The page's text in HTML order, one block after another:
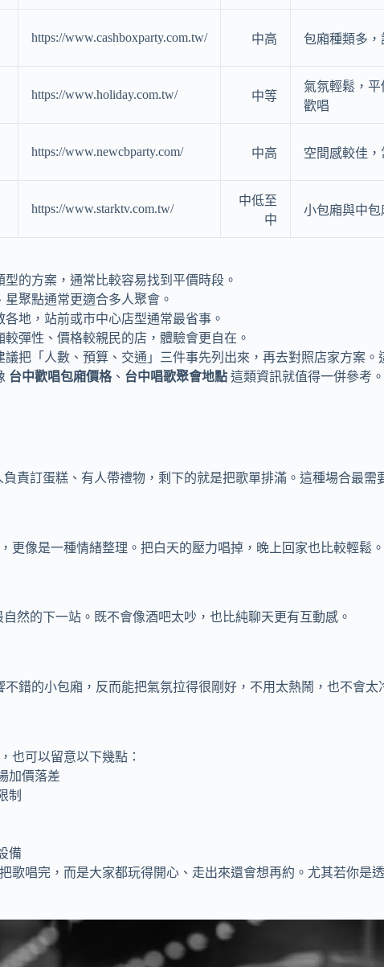
https://www.cashboxparty.com.tw/ 中高 包廂種類多
https://www.holiday.com.tw/ 中等
氣氛輕鬆，
歡唱
https://www.newcbparty.com/ 中高 空間感較佳
https://www.starktv.com.tw/
中低至
中
小包廂與中
型的方案，通常比較容易找到平價時段。
星聚點通常更適合多人聚會。
各地，站前或市中心店型通常最省事。
較彈性、價格較親民的店，體驗會更自在。
把「人數、預算、交通」三件事先列出來，再去對照店家方案
台中歡唱包廂價格、 台中唱歌聚會地點 這類資訊就值得一併參考。
責訂蛋糕、有人帶禮物，剩下的就是把歌單排滿。這種場合最需
更像是一種情緒整理。把白天的壓力唱掉，晚上回家也比較輕鬆。
然的下一站。既不會像酒吧太吵，也比純聊天更有互動感。
錯的小包廂，反而能把氣氛拉得很剛好，不用太熱鬧，也不會太
也可以留意以下幾點：
加價落差
制
備
歌唱完，而是大家都玩得開心、走出來還會想再約。尤其若你是